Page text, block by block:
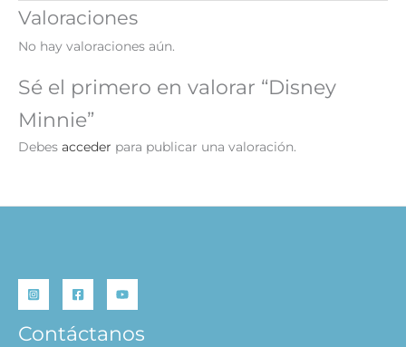
Valoraciones
No hay valoraciones aún.
Sé el primero en valorar “Disney
Minnie”
Debes acceder para publicar una valoración.
Contáctanos